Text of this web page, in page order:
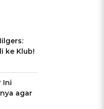
ke Klub!
Ini
agar